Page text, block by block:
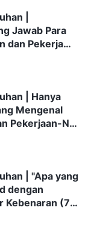
|
Jawab Para
dan Pekerja
| Hanya
Mengenal
Pekerjaan-Nya
| "Apa yang
dengan
Kebenaran (7)"